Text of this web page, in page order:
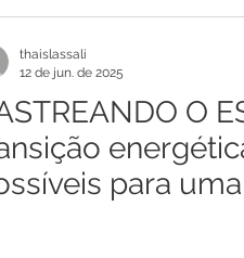
O
para
thaislassali
12 de jun. de 2025